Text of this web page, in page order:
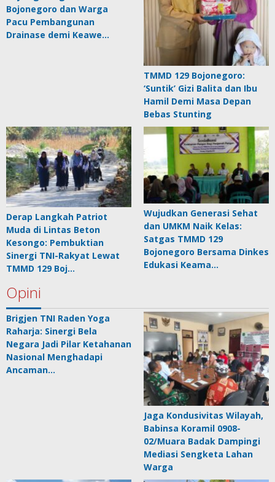
Bojonegoro dan Warga
Pacu Pembangunan
Drainase demi Keawe…
TMMD 129 Bojonegoro:
‘Suntik’ Gizi Balita dan Ibu
Hamil Demi Masa Depan
Bebas Stunting
Derap Langkah Patriot
Muda di Lintas Beton
Kesongo: Pembuktian
Sinergi TNI-Rakyat Lewat
TMMD 129 Boj…
Wujudkan Generasi Sehat
dan UMKM Naik Kelas:
Satgas TMMD 129
Bojonegoro Bersama Dinkes
Edukasi Keama…
Opini
Brigjen TNI Raden Yoga
Raharja: Sinergi Bela
Negara Jadi Pilar Ketahanan
Nasional Menghadapi
Ancaman…
Jaga Kondusivitas Wilayah,
Babinsa Koramil 0908-
02/Muara Badak Dampingi
Mediasi Sengketa Lahan
Warga